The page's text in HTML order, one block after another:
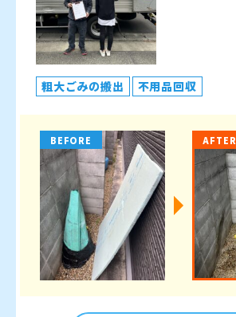
粗大ごみの搬出 不用品回収
BEFORE AFTER